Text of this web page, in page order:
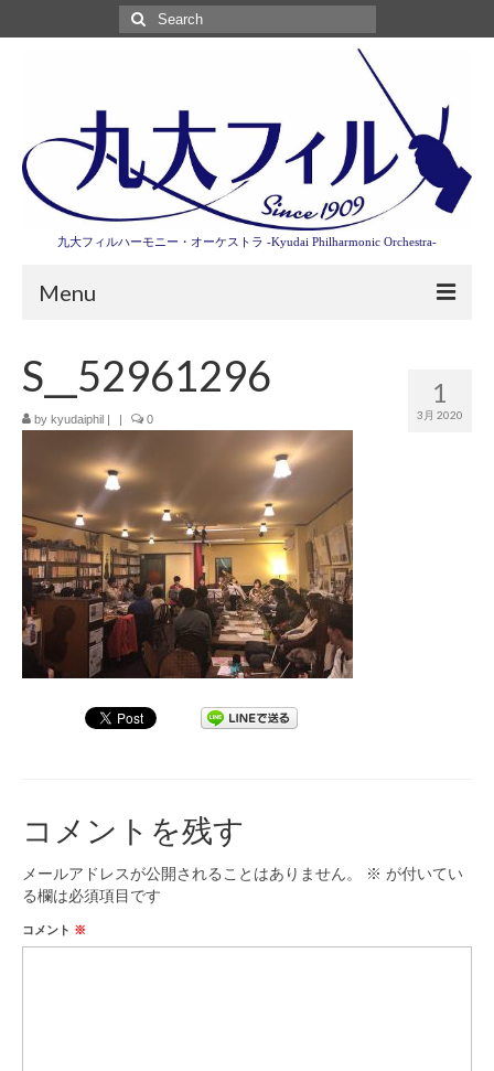
Search
for:
九大フィルハーモニー・オーケストラ -Kyudai Philharmonic Orchestra-
Menu
演奏会情報
卒業記念演奏会2027
九大フィルとは
九大フィルの歴史
ご寄付のお願い
演奏会の歴史
出張演奏
九大フィル特集ページ
1
3月 2020
S__52961296
by kyudaiphil 0
コメントを残す
メールアドレスが公開されることはありません。 ※ が付いてい
る欄は必須項目です
コメント ※